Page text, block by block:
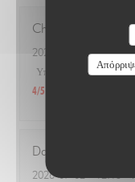
Charlotte
2026-07-02
- 12:15 -
Υπηρεσία
5 /5
4/5
Dany
2026-07-02